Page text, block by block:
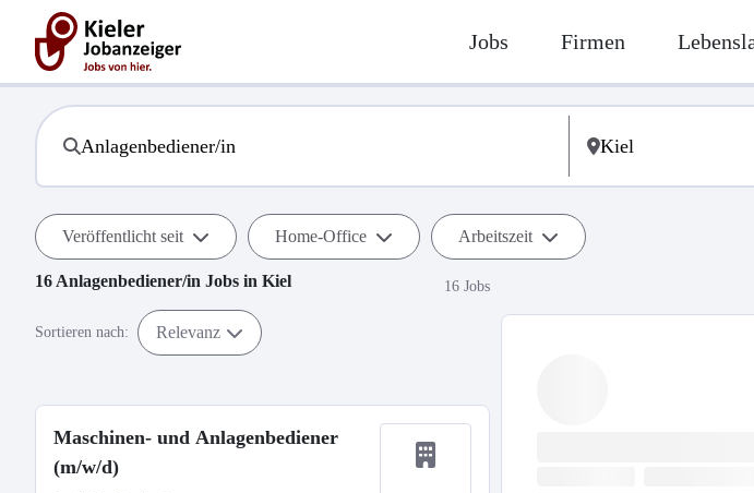
Jobs Firmen
Veröffentlicht seit Home-Office Arbeitszeit
16 Anlagenbediener/in Jobs in Kiel 16 Jobs
Sortieren nach: Relevanz
Maschinen- und Anlagenbediener
(m/w/d)